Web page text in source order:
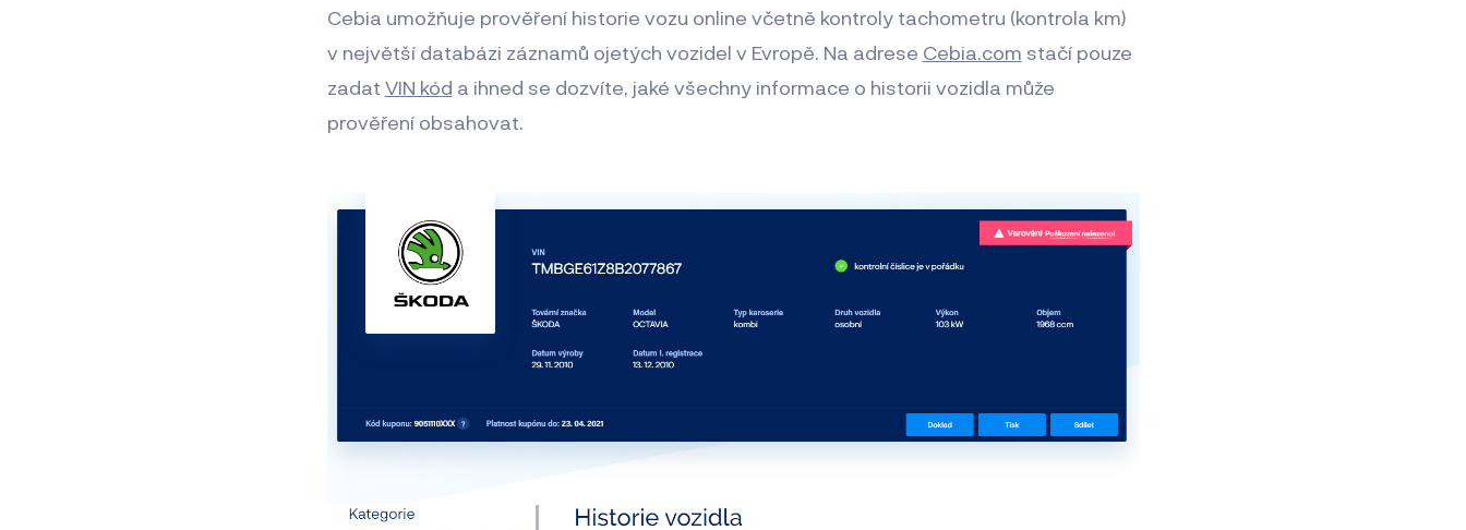
Cebia umožňuje prověření historie vozu online včetně kontroly tachometru (kontrola km)
v největší databázi záznamů ojetých vozidel v Evropě. Na adrese Cebia.com stačí pouze
zadat VIN kód a ihned se dozvíte, jaké všechny informace o historii vozidla může
prověření obsahovat.